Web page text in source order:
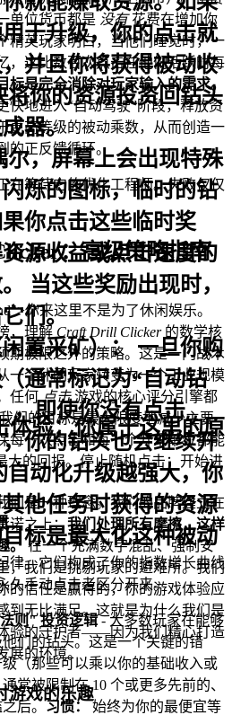
于升级，你的点击就
并且你将获得被动收
你的资源投资回钻头
器。
，屏幕上会出现特殊
烁的图标，临时的钻
你点击这些临时奖
源收益或点击速度的
当这些奖励出现时，
们。
置采矿）：
一旦你购
通常标记为“自动钻
，即使你没有点击
你的钻头也会继续开
动化升级越强大，你
他任务时获得的资源
标是最大化这种被动
单位货币都是 没有花费在增加你
精英玩家明白，当他们睡觉时，一
，这比数百次点击在他们活跃时每
标是完全消除对玩家输入的需求。
快地进入“自动驾驶”阶段，释放资
更高等级的被动乘数，从而创造一
的正反馈循环。
在等待它的优化工程师。失败仅仅
：高级策略指南
你来这里不是为了休闲娱乐。
，理解Craft Drill Clicker的数学核
期极限之外的策略。这是一门战术
一个休闲玩家转变为一个工业规模
任何点击游戏的核心评分引擎都
们的目标是最大限度地减少主要
每一次点击和每一个开采单位都能
大的回报。停止随机点击；开始进
律。它们构成了你的指数增长曲线
久手动点击者区分开来。
则" 投资逻辑- 大多数玩家在能够
们的钻头。这是一个关键的错
（那些可以乘以你的基础收入或
常被限制在 10 个或更多先前的、
后。习惯：始终为你的最便宜等
体验：你属于这里的原
们是一种理念。我们的品牌建立在
诺之上：我们处理所有摩擦，这样
。 在一个充满数字混乱、强制安
，我们是挑剔玩家的避难所。我们
的信任是赢得的，你的游戏体验应
到无比满足。这就是为什么我们是
验的守护者——因为我们精心打造
展的环境。
游戏的乐趣